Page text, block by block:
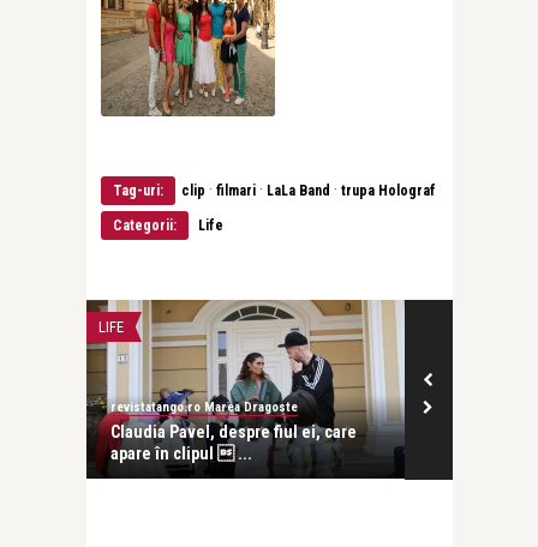
Tag-uri: clip · filmari · LaLa Band · trupa Holograf
Categorii: Life
LIFE
revistatango.ro Marea Dragoste
Claudia Pavel, despre fiul ei, care
apare în clipul  ...